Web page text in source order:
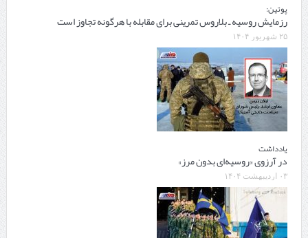
پوتین:
رزمایش روسیه ـ بلاروس تمرینی برای مقابله با هرگونه تجاوز است
۲۵ شهریور ۱۴۰۴
یادداشت
در آرزوی «روسیه‌ای بدون مرز»
۰۳ اردیبهشت ۱۴۰۴